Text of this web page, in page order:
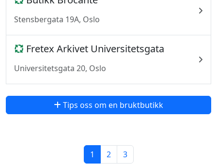
Stensbergata 19A, Oslo
Fretex Arkivet Universitetsgata
Universitetsgata 20, Oslo
Tips oss om en bruktbutikk
1 2 3